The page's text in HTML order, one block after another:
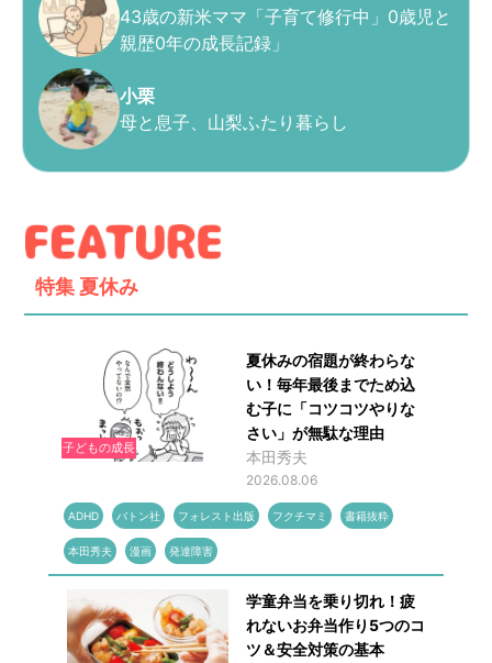
43歳の新米ママ「子育て修行中」0歳児と
親歴0年の成長記録」
小栗
母と息子、山梨ふたり暮らし
特集 夏休み
子どもの成長
夏休みの宿題が終わらな
い！毎年最後までため込
む子に「コツコツやりな
さい」が無駄な理由
本田秀夫
2026.08.06
ADHD バトン社 フォレスト出版 フクチマミ 書籍抜粋
本田秀夫 漫画 発達障害
学童弁当を乗り切れ！疲
れないお弁当作り5つのコ
ツ＆安全対策の基本